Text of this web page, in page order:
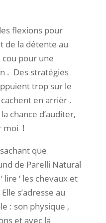
flexions pour
de la détente au
pour une
. Des stratégies
trop sur le
en arrièr .
chance d’auditer,
moi !
que
de Parelli Natural
lire ‘ les chevaux et
s’adresse au
: son physique ,
et avec la